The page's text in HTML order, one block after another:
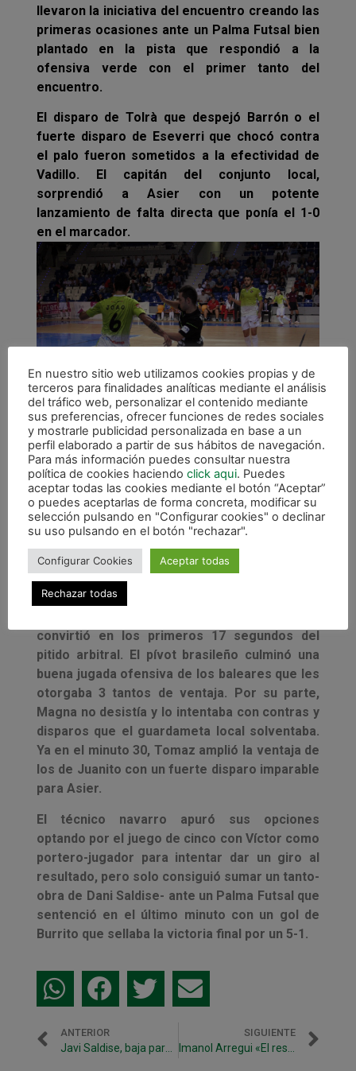
llevaron la iniciativa del encuentro creando las
primeras ocasiones ante un Palma Futsal bien
plantado en la pista que respondió a la
ofensiva verde con el primer tanto del
encuentro.
El disparo de Tolrà que despejó Barrón o el
fuerte disparo de Eseverri que chocó contra
el palo fueron sometidos a la efectividad de
Vadillo. El capitán del conjunto local,
sorprendió a Asier con un potente
lanzamiento de falta directa que ponía el 1-0
en el marcador.
Palma aprovechó la ventaja para mantener la
posesión del balón y paliar la ofensiva navarra.
Magna lo intentaba pero la falta de definición y
las grandes intervenciones de Barrón, que
demostraba estar a un gran nivel, impedían a
los visitantes anotar. Y la efectividad local se
volvió a poner de manifiesto con Chicho. El ala
gaditano subía el segundo para los suyos con
un tanto de tacón a pase de Joao.
convirtió en los primeros 17 segundos del
pitido arbitral. El pívot brasileño culminó una
buena jugada ofensiva de los baleares que les
otorgaba 3 tantos de ventaja. Por su parte,
Magna no desistía y lo intentaba con contras y
disparos que el guardameta local solventaba.
Ya en el minuto 30, Tomaz amplió la ventaja de
los de Juanito con un fuerte disparo imparable
para Asier.
El técnico navarro apuró sus opciones
optando por el juego de cinco con Víctor como
portero-jugador para intentar dar un giro al
resultado, pero solo consiguió sumar un tanto-
obra de Dani Saldise- ante un Palma Futsal que
sentenció en el último minuto con un gol de
Burrito que sellaba la victoria final por un 5-1.
ANTERIOR
Javi Saldise, baja para Palma de Mallorca
SIGUIENTE
En nuestro sitio web utilizamos cookies propias y de
terceros para finalidades analíticas mediante el análisis
del tráfico web, personalizar el contenido mediante
sus preferencias, ofrecer funciones de redes sociales
y mostrarle publicidad personalizada en base a un
perfil elaborado a partir de sus hábitos de navegación.
Para más información puedes consultar nuestra
política de cookies haciendo click aqui. Puedes
aceptar todas las cookies mediante el botón “Aceptar”
o puedes aceptarlas de forma concreta, modificar su
selección pulsando en "Configurar cookies" o declinar
su uso pulsando en el botón "rechazar".
Configurar Cookies Aceptar todas
Rechazar todas